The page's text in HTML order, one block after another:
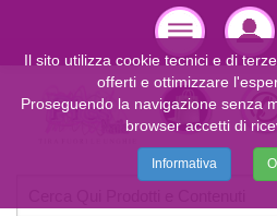
Il sito utilizza cookie tecnici e di
offerti e ottimizzare
Proseguendo la navigazione senza
browser accetti di
Informativa